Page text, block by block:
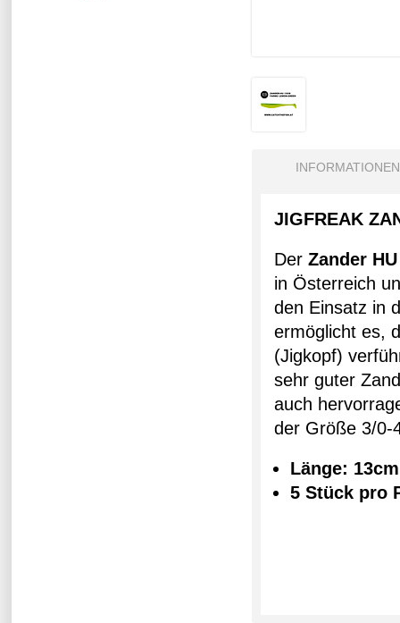
INFORMATIONEN
JIGFREAK
Der Zander HU
in Österreich
den Einsatz in
ermöglicht es,
(Jigkopf)
sehr guter
auch
der Größe 3/0-
Länge: 13cm
5 Stück pro